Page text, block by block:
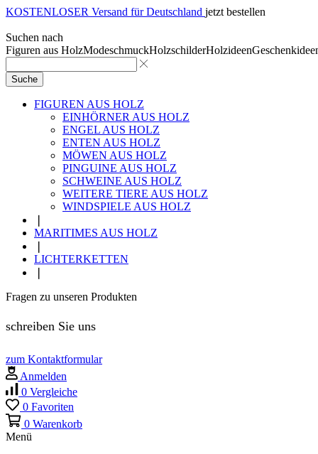
KOSTENLOSER Versand für Deutschland jetzt bestellen
Suchen nach
Figuren aus HolzModeschmuckHolzschilderHolzideen
Suche
FIGUREN AUS HOLZ
EINHÖRNER AUS HOLZ
ENGEL AUS HOLZ
ENTEN AUS HOLZ
MÖWEN AUS HOLZ
PINGUINE AUS HOLZ
SCHWEINE AUS HOLZ
WEITERE TIERE AUS HOLZ
WINDSPIELE AUS HOLZ
MARITIMES AUS HOLZ
LICHTERKETTEN
Fragen zu unseren Produkten
schreiben Sie uns
zum Kontaktformular
Anmelden
0 Vergleiche
0 Favoriten
0 Warenkorb
Menü